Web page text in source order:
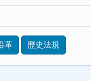
革 歷史法規